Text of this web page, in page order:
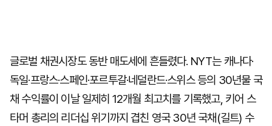
글로벌 채권시장도 동반 매도세에 흔들렸다. NYT는 캐나다·
독일·프랑스·스페인·포르투갈·네덜란드·스위스 등의 30년물 국
채 수익률이 이날 일제히 12개월 최고치를 기록했고, 키어 스
타머 총리의 리더십 위기까지 겹친 영국 30년 국채(길트) 수